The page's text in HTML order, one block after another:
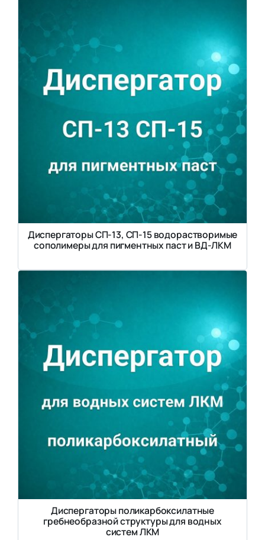
Диспергаторы СП-13, СП-15 водорастворимые
сополимеры для пигментных паст и ВД-ЛКМ
Диспергаторы поликарбоксилатные
гребнеобразной структуры для водных
систем ЛКМ